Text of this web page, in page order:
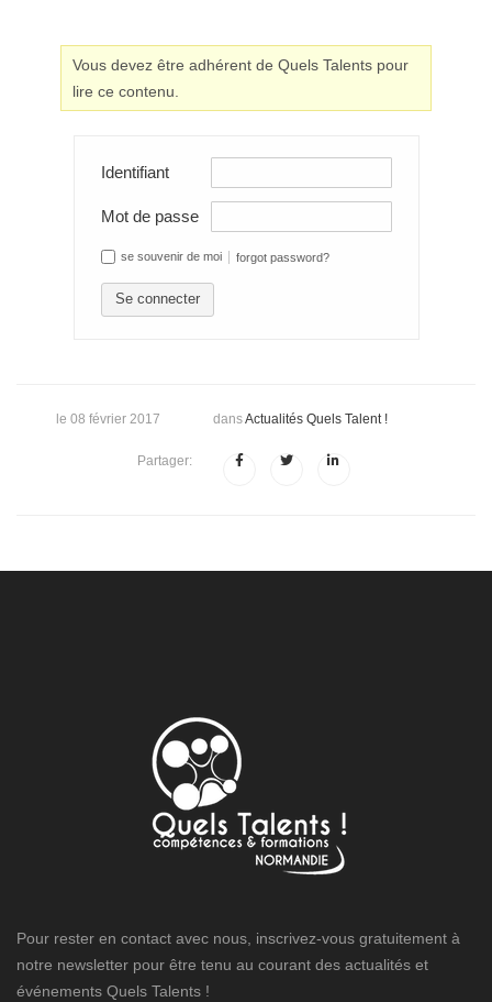
Vous devez être adhérent de Quels Talents pour
lire ce contenu.
Identifiant
Mot de passe
se souvenir de moi forgot password?
Se connecter
le 08 février 2017 dansActualités Quels Talent !
Partager:
Pour rester en contact avec nous, inscrivez-vous gratuitement à
notre newsletter pour être tenu au courant des actualités et
événements Quels Talents !